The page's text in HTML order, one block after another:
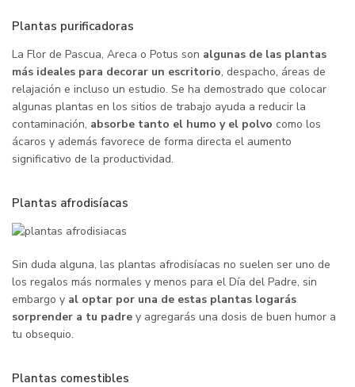
Plantas purificadoras
La Flor de Pascua, Areca o Potus son algunas de las plantas
más ideales para decorar un escritorio, despacho, áreas de
relajación e incluso un estudio. Se ha demostrado que colocar
algunas plantas en los sitios de trabajo ayuda a reducir la
contaminación, absorbe tanto el humo y el polvo como los
ácaros y además favorece de forma directa el aumento
significativo de la productividad.
Plantas afrodisíacas
Sin duda alguna, las plantas afrodisíacas no suelen ser uno de
los regalos más normales y menos para el Día del Padre, sin
embargo y al optar por una de estas plantas logarás
sorprender a tu padre y agregarás una dosis de buen humor a
tu obsequio.
Plantas comestibles